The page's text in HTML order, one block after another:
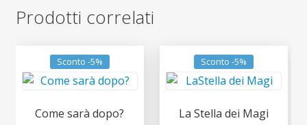
Prodotti correlati
Sconto -5%
Come sarà dopo?
Sconto -5%
La Stella dei Magi